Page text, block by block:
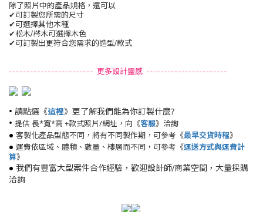
除了照片中的產品規格，還可以
✔可訂製您所需的尺寸
✔可選擇其他木種
✔松木/梣木可選擇木色
✔可訂製出更符合您需求的造型/款式
------------------------ 更多設計靈感 -----------------------
• 請點選《這裡》更了解我們能為你訂製什麼?
• 提供 長*寬*高 +款式照片/網址，向《客服》洽詢
• 客製化產品型態不同，將有不同製作期，可參考《最早交貨時程》
• 運費依區域、體積、數量、樓層而不同，可參考《運送方式與運費計
算》
• 我們有豐富大型案件合作經驗，歡迎設計師/商業空間，大量採購
洽詢